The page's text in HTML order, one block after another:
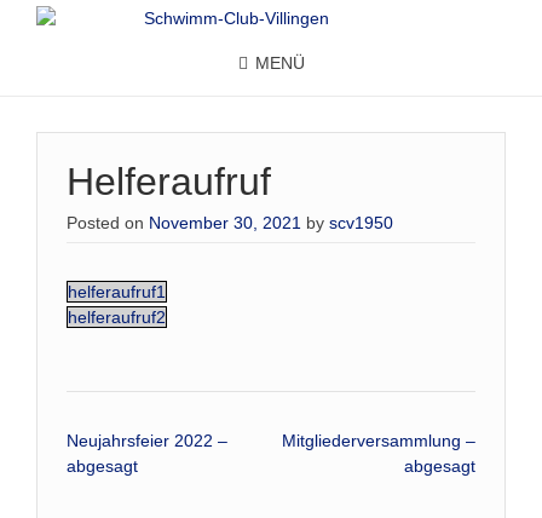
MENÜ
Helferaufruf
Posted on November 30, 2021 by scv1950
helferaufruf1
helferaufruf2
Beitrags-
Navigation
Neujahrsfeier 2022 –
abgesagt
Mitgliederversammlung –
abgesagt